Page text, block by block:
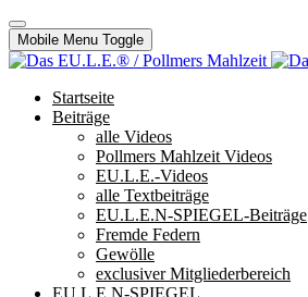
Mobile Menu Toggle
Startseite
Beiträge
alle Videos
Pollmers Mahlzeit Videos
EU.L.E.-Videos
alle Textbeiträge
EU.L.E.N-SPIEGEL-Beiträge
Fremde Federn
Gewölle
exclusiver Mitgliederbereich
EU.L.E.N-SPIEGEL